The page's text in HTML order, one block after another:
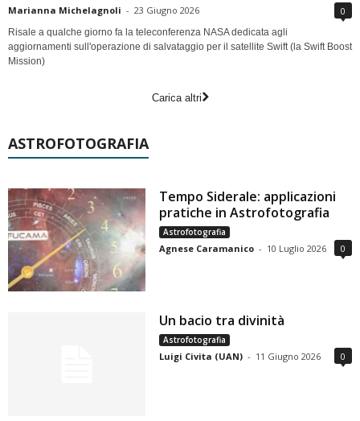
Marianna Michelagnoli - 23 Giugno 2026 0
Risale a qualche giorno fa la teleconferenza NASA dedicata agli
aggiornamenti sull'operazione di salvataggio per il satellite Swift (la Swift Boost
Mission)
Carica altri
ASTROFOTOGRAFIA
Tempo Siderale: applicazioni
pratiche in Astrofotografia
Astrofotografia
Agnese Caramanico - 10 Luglio 2026 0
Un bacio tra divinità
Astrofotografia
Luigi Civita (UAN) - 11 Giugno 2026 0